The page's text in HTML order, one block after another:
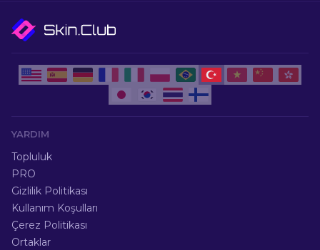
YARDIM
Topluluk
PRO
Gizlilik Politikası
Kullanım Koşulları
Çerez Politikası
Ortaklar